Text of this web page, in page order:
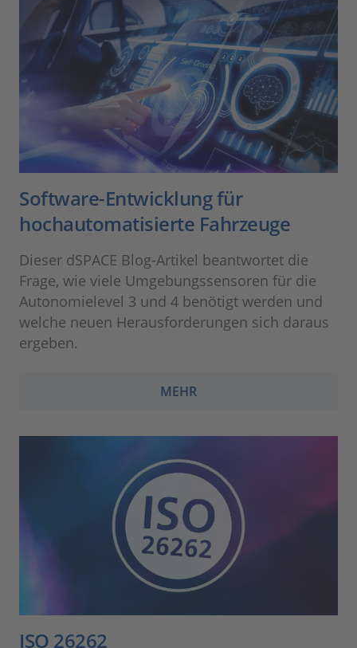
Software-Entwicklung für
hochautomatisierte Fahrzeuge
Dieser dSPACE Blog-Artikel beantwortet die
Frage, wie viele Umgebungssensoren für die
Autonomielevel 3 und 4 benötigt werden und
welche neuen Herausforderungen sich daraus
ergeben.
MEHR
ISO 26262